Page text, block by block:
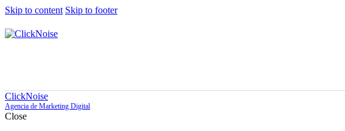
Skip to content Skip to footer
ClickNoise
Agencia de Marketing Digital
Close